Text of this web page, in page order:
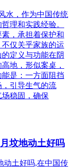
水，作为中国传统
理和实践经验。
，承担着保护和
仅关乎家族的运
定义与功能在阴
地，形似案桌，
是：一方面阻挡
引导生气的流
稳固，确保
坟地动土好吗
动土好吗,在中国传